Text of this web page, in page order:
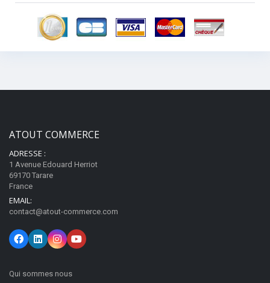
ATOUT COMMERCE
ADRESSE :
1 Avenue Edouard Herriot
69170 Tarare
France
EMAIL:
contact@atout-commerce.com
Qui sommes nous